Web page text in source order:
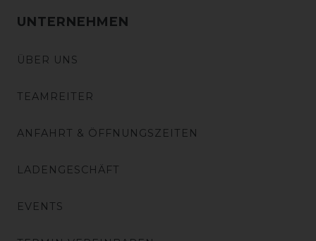
UNTERNEHMEN
ÜBER UNS
TEAMREITER
ANFAHRT & ÖFFNUNGSZEITEN
LADENGESCHÄFT
EVENTS